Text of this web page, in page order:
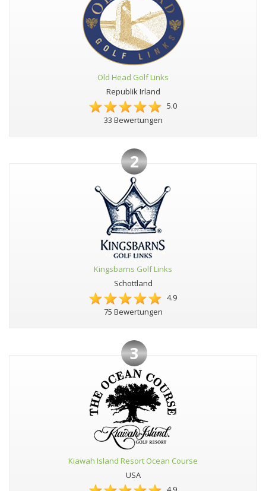
Old Head Golf Links
Republik Irland
5.0
33 Bewertungen
2
Kingsbarns Golf Links
Schottland
4.9
75 Bewertungen
3
Kiawah Island Resort Ocean Course
USA